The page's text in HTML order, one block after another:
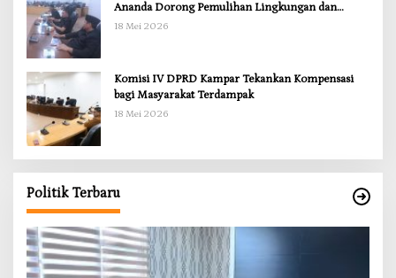
Ananda Dorong Pemulihan Lingkungan dan
Kompensasi untuk Warga Sungai Tapung
18 Mei 2026
Komisi IV DPRD Kampar Tekankan Kompensasi
bagi Masyarakat Terdampak
18 Mei 2026
Politik Terbaru